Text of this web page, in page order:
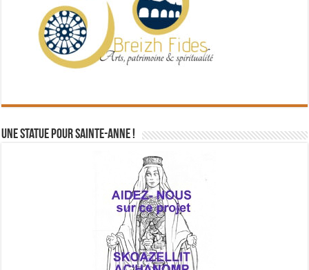
Une statue pour Sainte-Anne !